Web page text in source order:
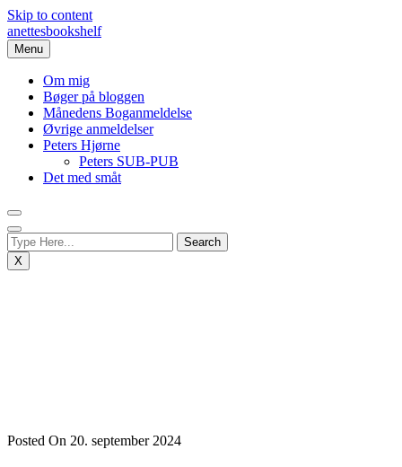
Skip to content
anettesbookshelf
Menu
Om mig
Bøger på bloggen
Månedens Boganmeldelse
Øvrige anmeldelser
Peters Hjørne
Peters SUB-PUB
Det med småt
X
Posted On 20. september 2024